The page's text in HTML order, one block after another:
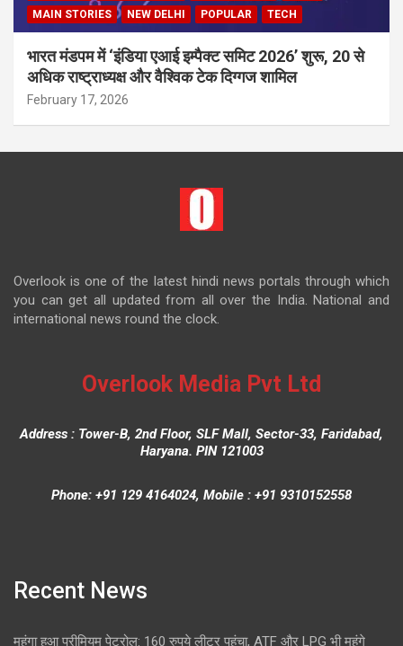
MAIN STORIES
NEW DELHI POPULAR TECH
भारत मंडपम में ‘इंडिया एआई इम्पैक्ट समिट 2026’ शुरू, 20 से
अधिक राष्ट्राध्यक्ष और वैश्विक टेक दिग्गज शामिल
February 17, 2026
Overlook is one of the latest hindi news portals through which
you can get all updated from all over the India. National and
international news round the clock.
Overlook Media Pvt Ltd
Address : Tower-B, 2nd Floor, SLF Mall, Sector-33, Faridabad,
Haryana. PIN 121003
Phone: +91 129 4164024, Mobile : +91 9310152558
Recent News
महंगा हुआ प्रीमियम पेट्रोल: 160 रुपये लीटर पहुंचा, ATF और LPG भी महंगे